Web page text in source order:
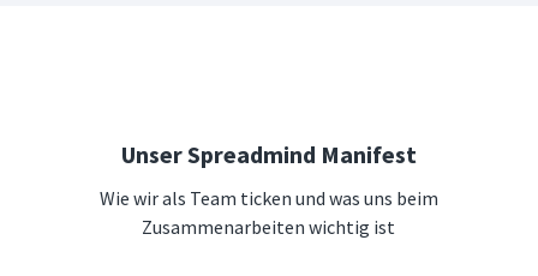
Unser Spreadmind Manifest
Wie wir als Team ticken und was uns beim
Zusammenarbeiten wichtig ist